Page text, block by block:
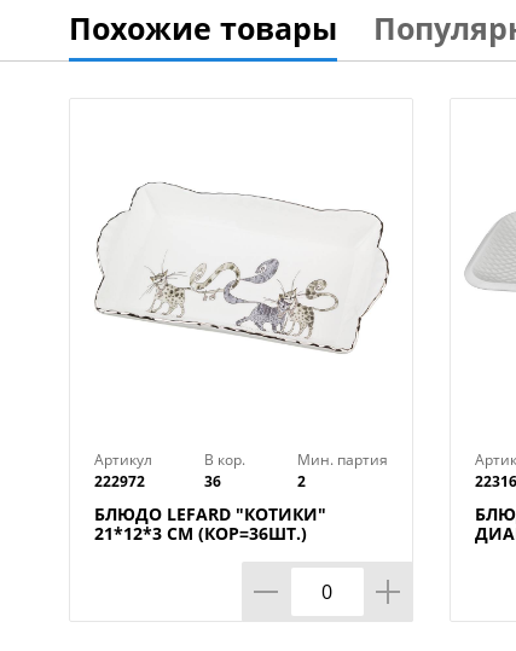
Похожие товары
Артикул
222972
В кор.
36
Мин. партия
2
БЛЮДО LEFARD "КОТИКИ"
21*12*3 СМ (КОР=36ШТ.)